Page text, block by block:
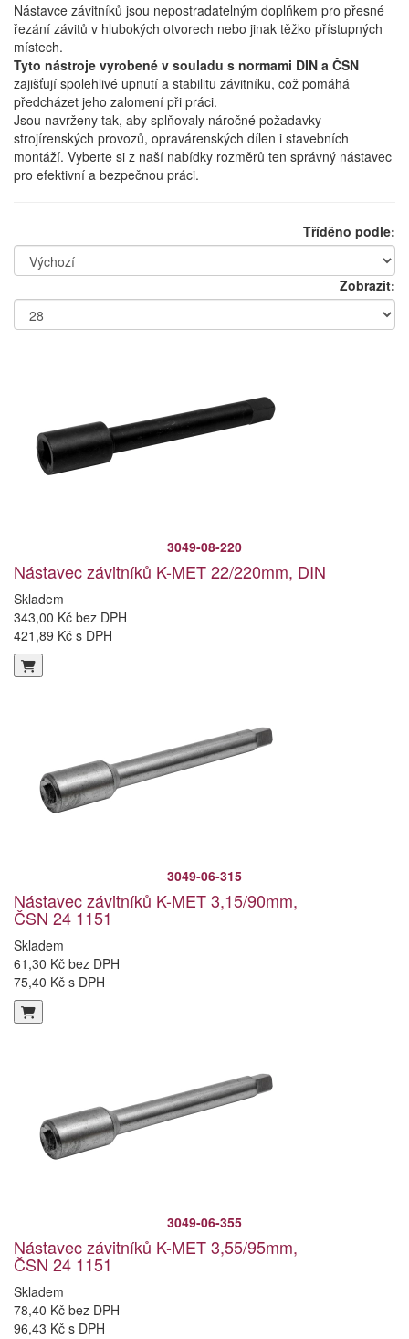
Nástavce závitníků jsou nepostradatelným doplňkem pro přesné
řezání závitů v hlubokých otvorech nebo jinak těžko přístupných
místech.
Tyto nástroje vyrobené v souladu s normami DIN a ČSN
zajišťují spolehlivé upnutí a stabilitu závitníku, což pomáhá
předcházet jeho zalomení při práci.
Jsou navrženy tak, aby splňovaly náročné požadavky
strojírenských provozů, opravárenských dílen i stavebních
montáží. Vyberte si z naší nabídky rozměrů ten správný nástavec
pro efektivní a bezpečnou práci.
Tříděno podle:
Zobrazit:
3049-08-220
Nástavec závitníků K-MET 22/220mm, DIN
Skladem
343,00 Kč bez DPH
421,89 Kč s DPH
3049-06-315
Nástavec závitníků K-MET 3,15/90mm,
ČSN 24 1151
Skladem
61,30 Kč bez DPH
75,40 Kč s DPH
3049-06-355
Nástavec závitníků K-MET 3,55/95mm,
ČSN 24 1151
Skladem
78,40 Kč bez DPH
96,43 Kč s DPH